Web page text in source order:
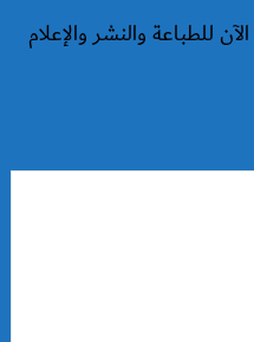
للطباعة والنشر والإعلام